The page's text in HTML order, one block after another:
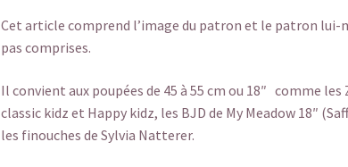
Cet article comprend l’image du patron et le patron lui-
pas comprises.
Il convient aux poupées de 45 à 55 cm ou 18″ comme les
classic kidz et Happy kidz, les BJD de My Meadow 18″
les finouches de Sylvia Natterer.